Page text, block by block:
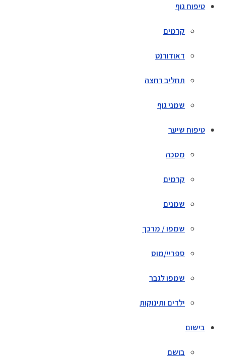
טיפוח גוף
קרמים
דאודורנט
תחליב רחצה
שמני גוף
טיפוח שיער
מסכה
קרמים
שמנים
שמפו / מרכך
ספריי/מוס
שמפו לגבר
ילדים ותינוקות
בישום
בושם